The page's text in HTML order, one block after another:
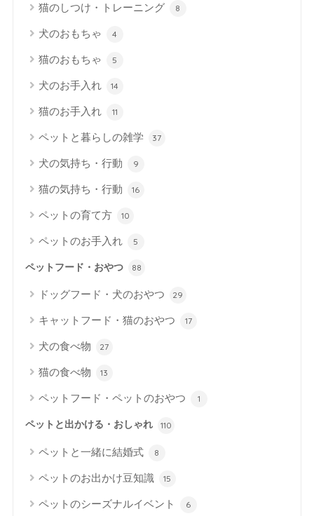
猫のしつけ・トレーニング 8
犬のおもちゃ 4
猫のおもちゃ 5
犬のお手入れ 14
猫のお手入れ 11
ペットと暮らしの雑学 37
犬の気持ち・行動 9
猫の気持ち・行動 16
ペットの育て方 10
ペットのお手入れ 5
ペットフード・おやつ 88
ドッグフード・犬のおやつ 29
キャットフード・猫のおやつ 17
犬の食べ物 27
猫の食べ物 13
ペットフード・ペットのおやつ 1
ペットと出かける・おしゃれ 110
ペットと一緒に結婚式 8
ペットのお出かけ豆知識 15
ペットのシーズナルイベント 6